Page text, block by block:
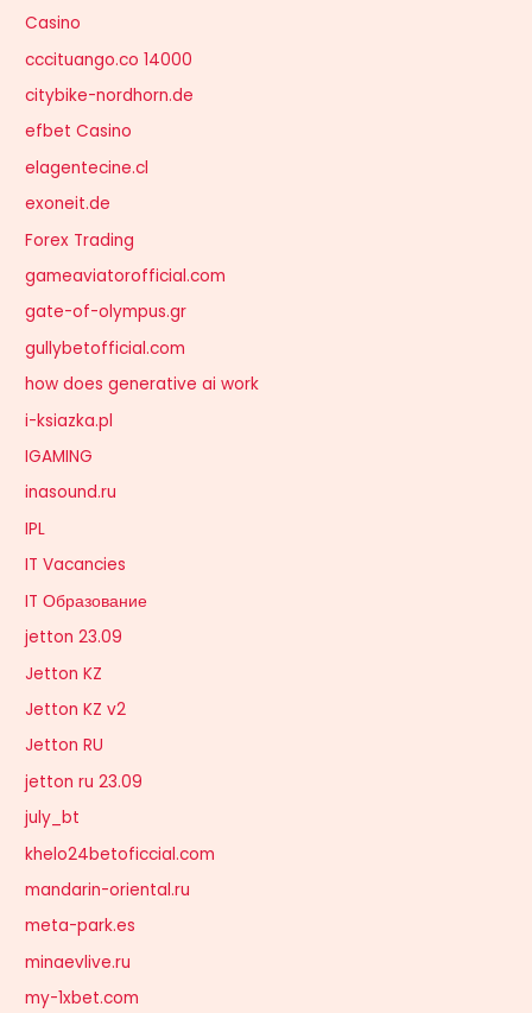
Casino
cccituango.co 14000
citybike-nordhorn.de
efbet Casino
elagentecine.cl
exoneit.de
Forex Trading
gameaviatorofficial.com
gate-of-olympus.gr
gullybetofficial.com
how does generative ai work
i-ksiazka.pl
IGAMING
inasound.ru
IPL
IT Vacancies
IT Образование
jetton 23.09
Jetton KZ
Jetton KZ v2
Jetton RU
jetton ru 23.09
july_bt
khelo24betoficcial.com
mandarin-oriental.ru
meta-park.es
minaevlive.ru
my-1xbet.com